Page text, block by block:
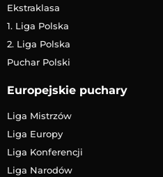
Ekstraklasa
1. Liga Polska
2. Liga Polska
Puchar Polski
Europejskie puchary
Liga Mistrzów
Liga Europy
Liga Konferencji
Liga Narodów